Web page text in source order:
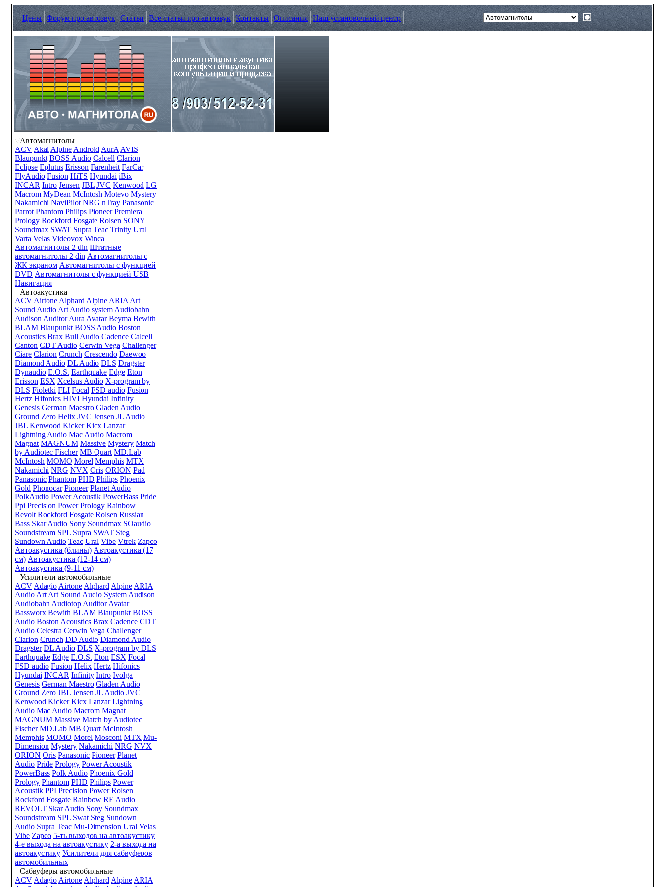
Цены Форум про автозвук Статьи Все статьи про автозвук Контакты Описания Наш установочный центр
Автомагнитолы
ACV Akai Alpine Android AurA AVIS
Blaupunkt BOSS Audio Calcell Clarion
Eclipse Eplutus Erisson Farenheit FarCar
FlyAudio Fusion HiTS Hyundai iBix
INCAR Intro Jensen JBL JVC Kenwood LG
Macrom MyDean McIntosh Motevo Mystery
Nakamichi NaviPilot NRG nTray Panasonic
Parrot Phantom Philips Pioneer Premiera
Prology Rockford Fosgate Rolsen SONY
Soundmax SWAT Supra Teac Trinity Ural
Varta Velas Videovox Winca
Автомагнитолы 2 din Штатные
автомагнитолы 2 din Автомагнитолы с
ЖК экраном Автомагнитолы с функцией
DVD Автомагнитолы с функцией USB
Навигация
Автоакустика
ACV Airtone Alphard Alpine ARIA Art
Sound Audio Art Audio system Audiobahn
Audison Auditor Aura Avatar Beyma Bewith
BLAM Blaupunkt BOSS Audio Boston
Acoustics Brax Bull Audio Cadence Calcell
Canton CDT Audio Cerwin Vega Challenger
Ciare Clarion Crunch Crescendo Daewoo
Diamond Audio DL Audio DLS Dragster
Dynaudio E.O.S. Earthquake Edge Eton
Erisson ESX Xcelsus Audio X-program by
DLS Fioletki FLI Focal FSD audio Fusion
Hertz Hifonics HIVI Hyundai Infinity
Genesis German Maestro Gladen Audio
Ground Zero Helix JVC Jensen JL Audio
JBL Kenwood Kicker Kicx Lanzar
Lightning Audio Mac Audio Macrom
Magnat MAGNUM Massive Mystery Match
by Audiotec Fischer MB Quart MD.Lab
McIntosh MOMO Morel Memphis MTX
Nakamichi NRG NVX Oris ORION Pad
Panasonic Phantom PHD Philips Phoenix
Gold Phonocar Pioneer Planet Audio
PolkAudio Power Acoustik PowerBass Pride
Ppi Precision Power Prology Rainbow
Revolt Rockford Fosgate Rolsen Russian
Bass Skar Audio Sony Soundmax SOaudio
Soundstream SPL Supra SWAT Steg
Sundown Audio Teac Ural Vibe Vtrek Zapco
Автоакустика (блины) Автоакустика (17
см) Автоакустика (12-14 см)
Автоакустика (9-11 см)
Усилители автомобильные
ACV Adagio Airtone Alphard Alpine ARIA
Audio Art Art Sound Audio System Audison
Audiobahn Audiotop Auditor Avatar
Bassworx Bewith BLAM Blaupunkt BOSS
Audio Boston Acoustics Brax Cadence CDT
Audio Celestra Cerwin Vega Challenger
Clarion Crunch DD Audio Diamond Audio
Dragster DL Audio DLS X-program by DLS
Earthquake Edge E.O.S. Eton ESX Focal
FSD audio Fusion Helix Hertz Hifonics
Hyundai INCAR Infinity Intro Ivolga
Genesis German Maestro Gladen Audio
Ground Zero JBL Jensen JL Audio JVC
Kenwood Kicker Kicx Lanzar Lightning
Audio Mac Audio Macrom Magnat
MAGNUM Massive Match by Audiotec
Fischer MD.Lab MB Quart McIntosh
Memphis MOMO Morel Mosconi MTX Mu-
Dimension Mystery Nakamichi NRG NVX
ORION Oris Panasonic Pioneer Planet
Audio Pride Prology Power Acoustik
PowerBass Polk Audio Phoenix Gold
Prology Phantom PHD Philips Power
Acoustik PPI Precision Power Rolsen
Rockford Fosgate Rainbow RE Audio
REVOLT Skar Audio Sony Soundmax
Soundstream SPL Swat Steg Sundown
Audio Supra Teac Mu-Dimension Ural Velas
Vibe Zapco 5-ть выходов на автоакустику
4-е выхода на автоакустику 2-а выхода на
автоакустику Усилители для сабвуферов
автомобильных
Сабвуферы автомобильные
ACV Adagio Airtone Alphard Alpine ARIA